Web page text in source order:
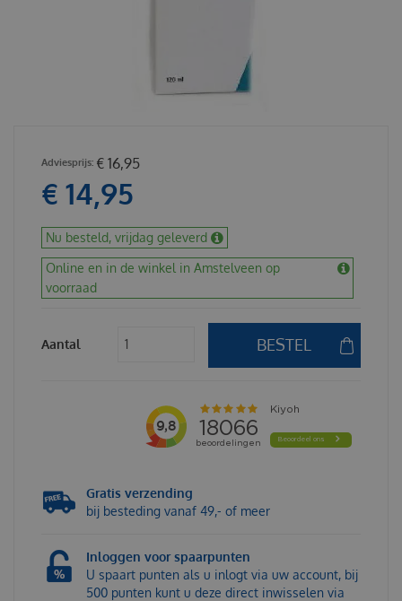
€ 16,95
€ 14,95
Nu besteld, vrijdag geleverd
Online en in de winkel in Amstelveen op
voorraad
Aantal
Gratis verzending
bij besteding vanaf 49,- of meer
Inloggen voor spaarpunten
U spaart punten als u inlogt via uw account, bij
500 punten kunt u deze direct inwisselen via